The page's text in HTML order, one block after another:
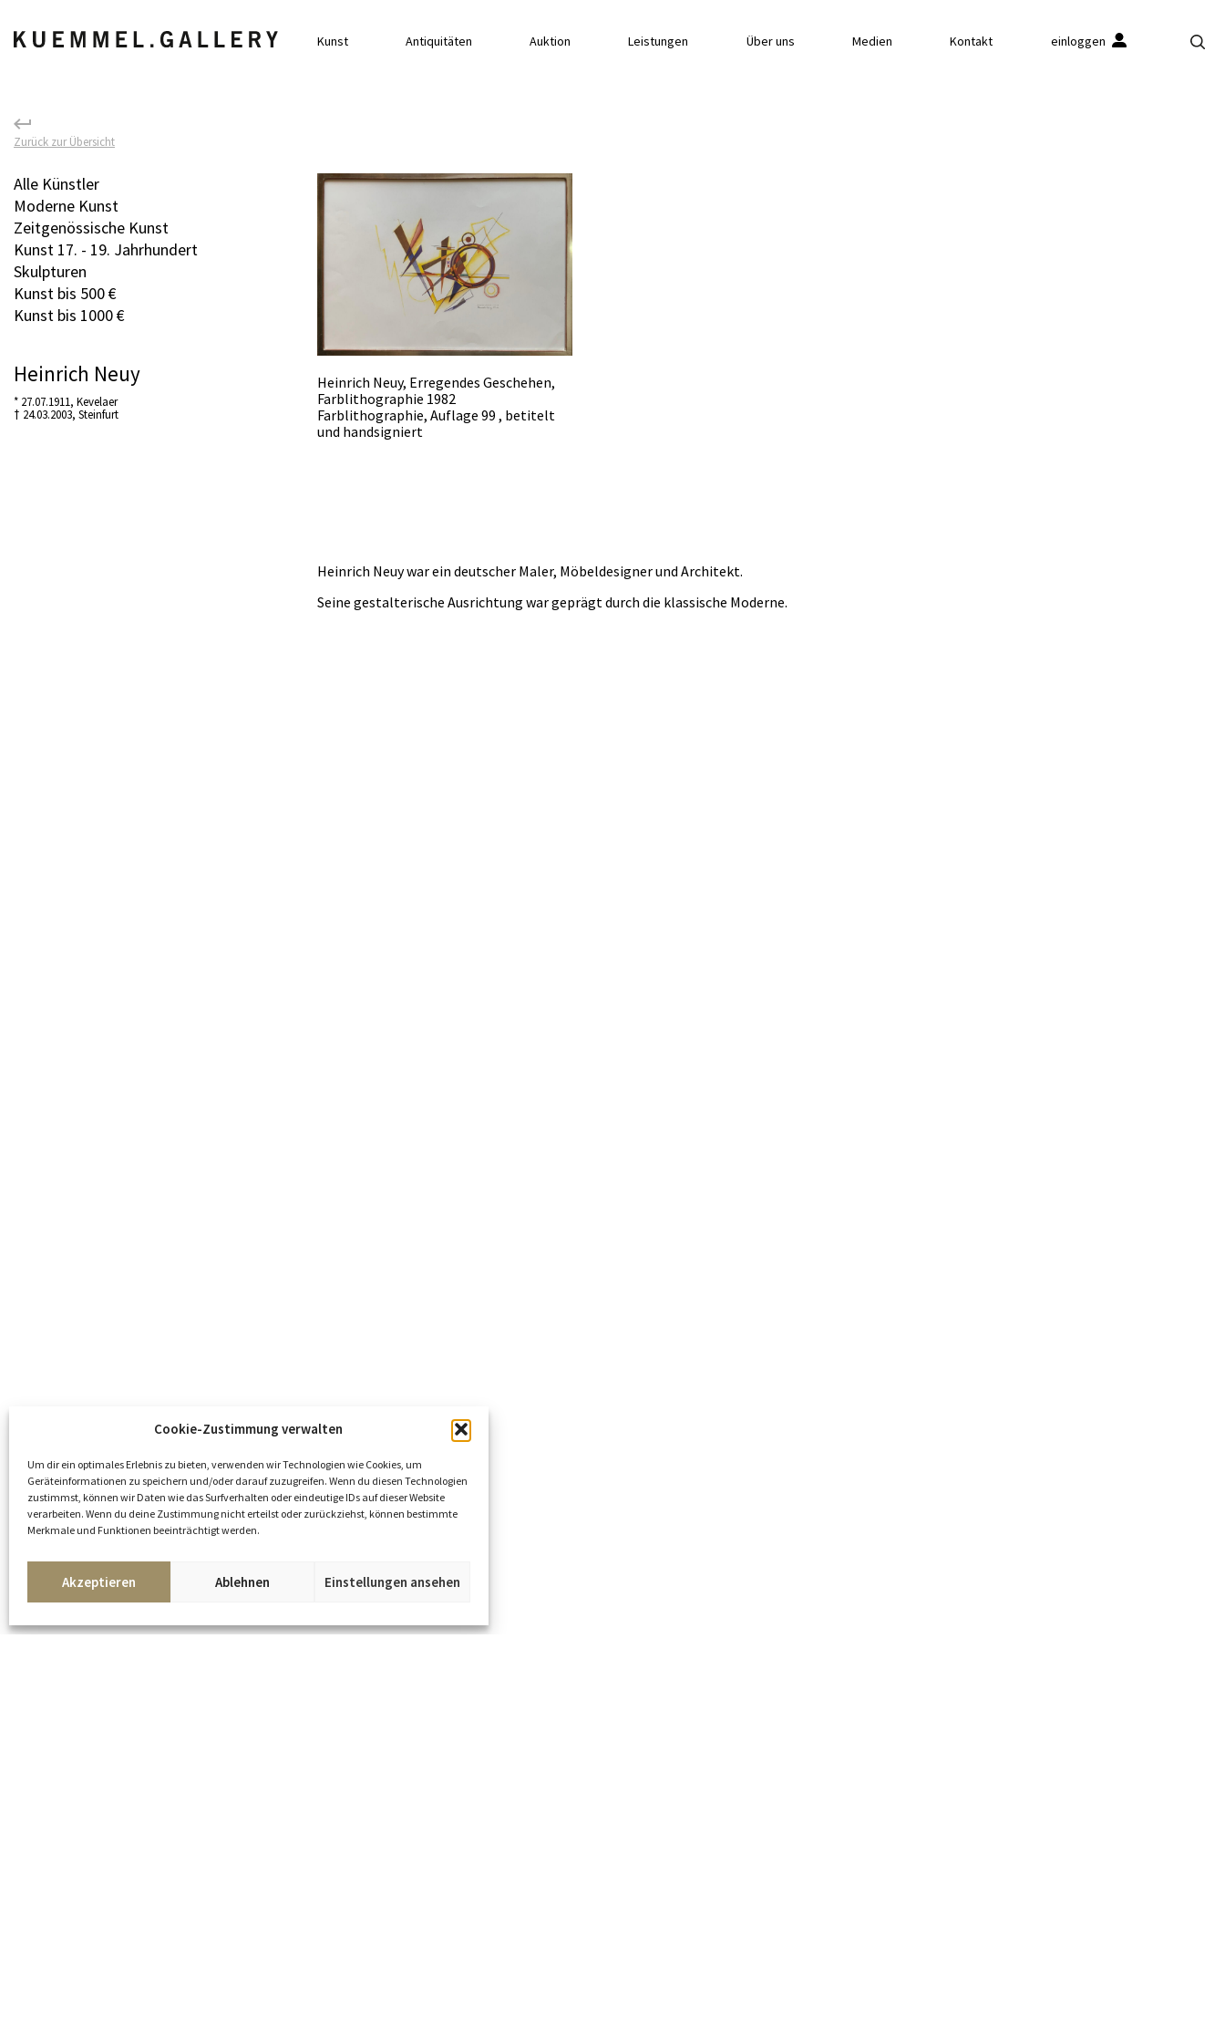
Cookie-Zustimmung verwalten
Um dir ein optimales Erlebnis zu bieten, verwenden wir Technologien wie Cookies, um
Geräteinformationen zu speichern und/oder darauf zuzugreifen. Wenn du diesen Technologien
zustimmst, können wir Daten wie das Surfverhalten oder eindeutige IDs auf dieser Website
verarbeiten. Wenn du deine Zustimmung nicht erteilst oder zurückziehst, können bestimmte
Merkmale und Funktionen beeinträchtigt werden.
Akzeptieren Ablehnen Einstellungen ansehen
Kunst Antiquitäten Auktion Leistungen Über uns Medien Kontakt einloggen
Zurück zur Übersicht
Alle Künstler
Moderne Kunst
Zeitgenössische Kunst
Kunst 17. - 19. Jahrhundert
Skulpturen
Kunst bis 500 €
Kunst bis 1000 €
Heinrich Neuy
* 27.07.1911, Kevelaer
† 24.03.2003, Steinfurt
Heinrich Neuy, Erregendes Geschehen,
Farblithographie 1982
Farblithographie, Auflage 99 , betitelt
und handsigniert
Heinrich Neuy war ein deutscher Maler, Möbeldesigner und Architekt.
Seine gestalterische Ausrichtung war geprägt durch die klassische Moderne.